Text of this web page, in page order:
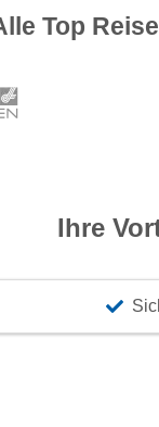
Top
Ihre